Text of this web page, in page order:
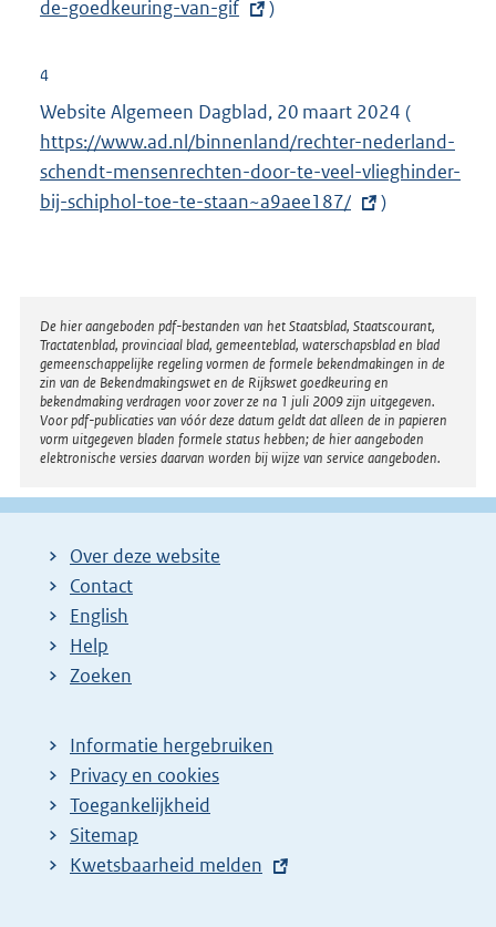
i
:
t
e
l
i
n
de-goedkeuring-van-gif
)
4
Website Algemeen Dagblad, 20 maart 2024 (
x
t
l
i
k
:
https://www.ad.nl/binnenland/rechter-nederland-
schendt-mensenrechten-door-te-veel-vlieghinder-
bij-schiphol-toe-te-staan~a9aee187/
)
Disclaimer
De hier aangeboden pdf-bestanden van het Staatsblad, Staatscourant,
Tractatenblad, provinciaal blad, gemeenteblad, waterschapsblad en blad
gemeenschappelijke regeling vormen de formele bekendmakingen in de
zin van de Bekendmakingswet en de Rijkswet goedkeuring en
bekendmaking verdragen voor zover ze na 1 juli 2009 zijn uitgegeven.
Voor pdf-publicaties van vóór deze datum geldt dat alleen de in papieren
vorm uitgegeven bladen formele status hebben; de hier aangeboden
elektronische versies daarvan worden bij wijze van service aangeboden.
Over deze website
Contact
English
Help
Zoeken
Informatie hergebruiken
Privacy en cookies
Toegankelijkheid
Sitemap
E
Kwetsbaarheid melden